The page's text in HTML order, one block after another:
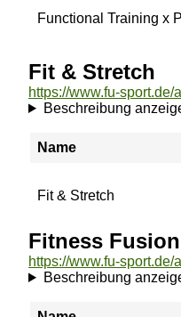
Functional Training x
Fit & Stretch
Beschreibung
Name
Fit & Stretch
Fitness Fusion
https://www.fu-
Beschreibung